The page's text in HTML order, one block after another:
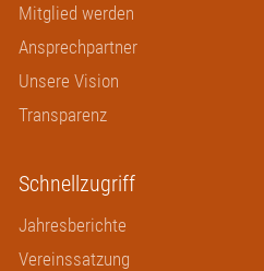
Mitglied werden
Ansprechpartner
Unsere Vision
Transparenz
Schnellzugriff
Jahresberichte
Vereinssatzung